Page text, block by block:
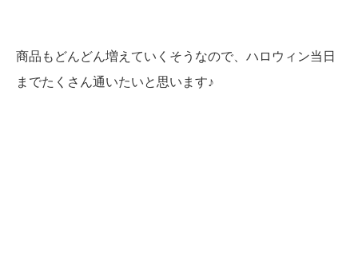
商品もどんどん増えていくそうなので、ハロウィン当日
までたくさん通いたいと思います♪